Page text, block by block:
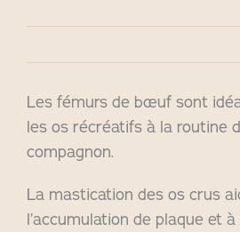
Les fémurs de bœuf sont
les os récréatifs à la routine
compagnon.
La mastication des os crus
l’accumulation de plaque et